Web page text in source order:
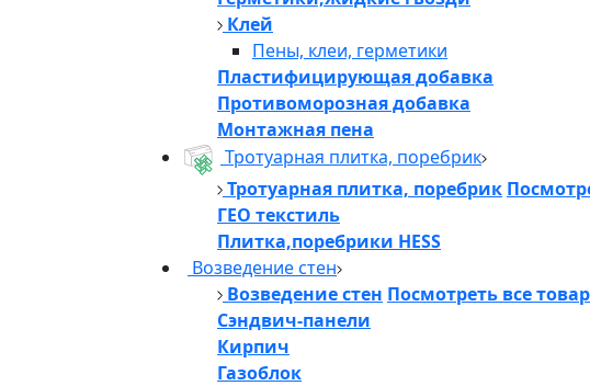
Клей
Пены, клеи, герметики
Пластифицирующая добавка
Противоморозная добавка
Монтажная пена
Тротуарная плитка, поребрик
Тротуарная плитка, поребрик
ГЕО текстиль
Плитка,поребрики HESS
Возведение стен
Возведение стен Посмотреть все
Сэндвич-панели
Кирпич
Газоблок